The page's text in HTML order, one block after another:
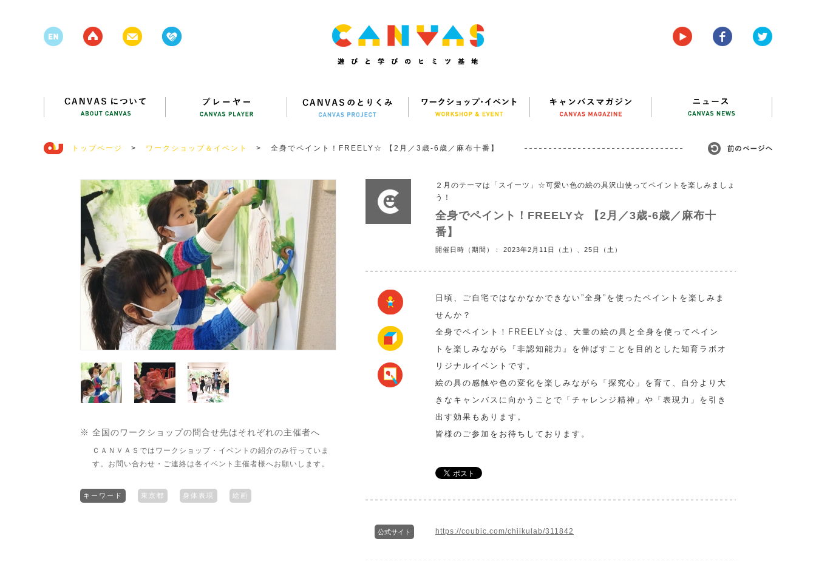
トップページ > ワークショップ＆イベント > 全身でペイント！FREELY☆ 【2月／3歳-6歳／麻布十番】
※ 全国のワークショップの問合せ先はそれぞれの主催者へ
ＣＡＮＶＡＳではワークショップ・イベントの紹介のみ行っていま
す。お問い合わせ・ご連絡は各イベント主催者様へお願いします。
キーワード 東京都 身体表現 絵画
２月のテーマは「スイーツ」☆可愛い色の絵の具沢山使ってペイントを楽しみましょ
う！
全身でペイント！FREELY☆ 【2月／3歳-6歳／麻布十
番】
開催日時（期間）： 2023年2月11日（土）、25日（土）
日頃、ご自宅ではなかなかできない”全身”を使ったペイントを楽しみま
せんか？
全身でペイント！FREELY☆は、大量の絵の具と全身を使ってペイン
トを楽しみながら『非認知能力』を伸ばすことを目的とした知育ラボオ
リジナルイベントです。
絵の具の感触や色の変化を楽しみながら「探究心」を育て、自分より大
きなキャンバスに向かうことで「チャレンジ精神」や「表現力」を引き
出す効果もあります。
皆様のご参加をお待ちしております。
公式サイト https://coubic.com/chiikulab/311842